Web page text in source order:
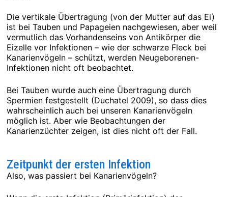
Die vertikale Übertragung (von der Mutter auf das Ei)
ist bei Tauben und Papageien nachgewiesen, aber weil
vermutlich das Vorhandenseins von Antikörper die
Eizelle vor Infektionen – wie der schwarze Fleck bei
Kanarienvögeln – schützt, werden Neugeborenen-
Infektionen nicht oft beobachtet.
Bei Tauben wurde auch eine Übertragung durch
Spermien festgestellt (Duchatel 2009), so dass dies
wahrscheinlich auch bei unseren Kanarienvögeln
möglich ist. Aber wie Beobachtungen der
Kanarienzüchter zeigen, ist dies nicht oft der Fall.
Zeitpunkt der ersten Infektion
Also, was passiert bei Kanarienvögeln?